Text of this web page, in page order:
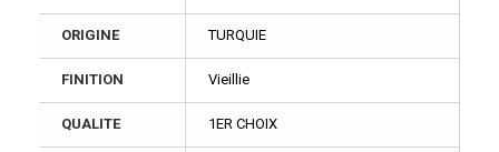
ORIGINE TURQUIE
FINITION Vieillie
QUALITE 1ER CHOIX